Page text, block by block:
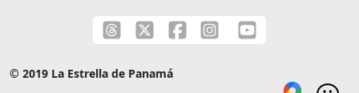
© 2019 La Estrella de Panamá